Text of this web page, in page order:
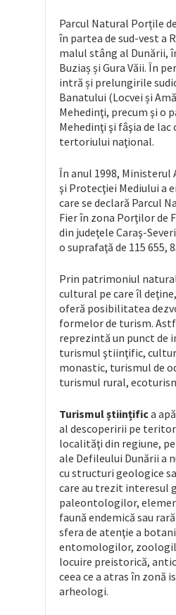
Parcul Natural Porțile
în partea de sud-vest a
malul stâng al Dunării,
Buziaș și Gura Văii. În
intră și prelungirile
Banatului (Locvei și
Mehedinţi, precum şi o
Mehedinţi şi fâşia de lac
tertoriului naţional.
În anul 1998, Ministerul
şi Protecţiei Mediului a
care se declară Parcul
Fier în zona Porţilor de
din judeţele Caraş-
o suprafaţă de 115 655,
Prin patrimoniul
cultural pe care îl
oferă posibilitatea
formelor de turism.
reprezintă un punct de
turismul ştiinţific,
monastic, turismul de
turismul rural,
Turismul științifica
al descoperirii pe
localităţi din regiune,
ale Defileului Dunării a
cu structuri geologice
care au trezit interesul
paleontologilor,
faună endemică sau
sfera de atenţie a
entomologilor,
locuire preistorică,
ceea ce a atras în zonă
arheologi.